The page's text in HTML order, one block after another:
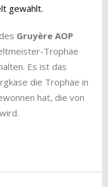
gewählt.
Gruyère AOP
Trophäe
Es ist das
die Trophäe in
hat, die von